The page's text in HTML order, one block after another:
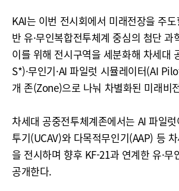
KAI는 이번 전시회에서 미래전장을 주
반 유·무인복합전투체계 중심의 첨단 과
이를 위해 전시구역을 세분화해 차세대
S*)·무인기·AI 파일럿 시뮬레이터(AI
개 존(Zone)으로 나눠 차별화된 미래비
차세대 공중전투체계존에서는 AI 파일
투기(UCAV)와 다목적무인기(AAP) 등
을 전시하며 향후 KF-21과 연계한 유·무
공개한다.